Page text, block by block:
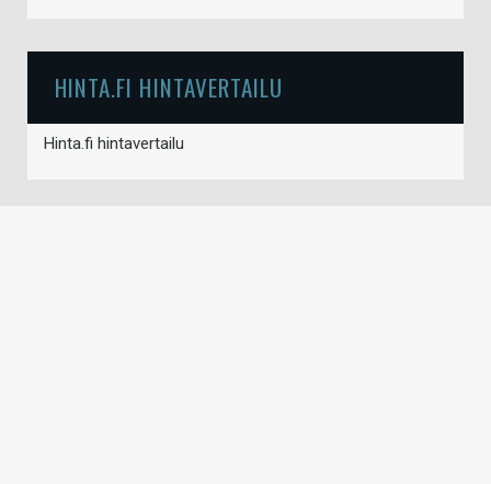
HINTA.FI HINTAVERTAILU
Hinta.fi hintavertailu